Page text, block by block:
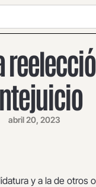
abril 20, 2023
y a la de otros